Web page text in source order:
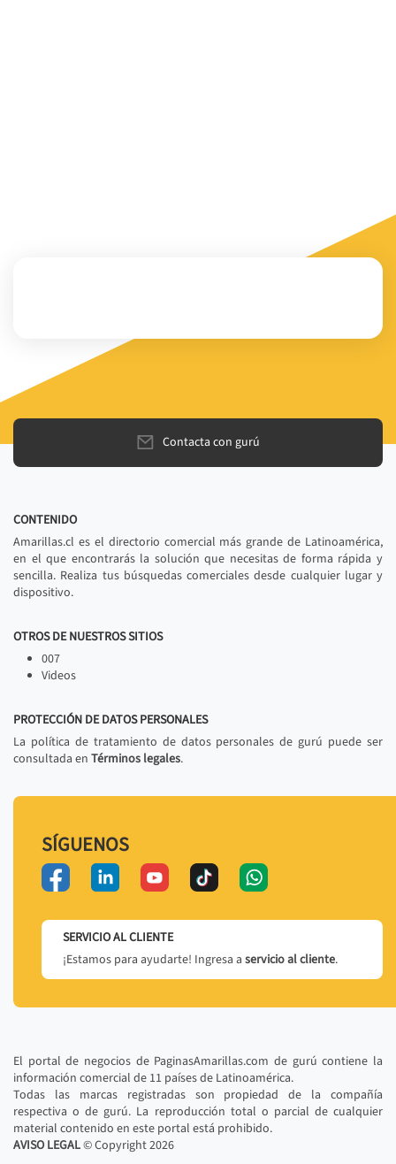
Contacta con gurú
CONTENIDO
Amarillas.cl es el directorio comercial más grande de Latinoamérica,
en el que encontrarás la solución que necesitas de forma rápida y
sencilla. Realiza tus búsquedas comerciales desde cualquier lugar y
dispositivo.
OTROS DE NUESTROS SITIOS
007
Videos
PROTECCIÓN DE DATOS PERSONALES
La política de tratamiento de datos personales de gurú puede ser
consultada en Términos legales.
SÍGUENOS
SERVICIO AL CLIENTE
¡Estamos para ayudarte! Ingresa a servicio al cliente.
El portal de negocios de PaginasAmarillas.com de gurú contiene la
información comercial de 11 países de Latinoamérica.
Todas las marcas registradas son propiedad de la compañía
respectiva o de gurú. La reproducción total o parcial de cualquier
material contenido en este portal está prohibido.
AVISO LEGAL© Copyright2026